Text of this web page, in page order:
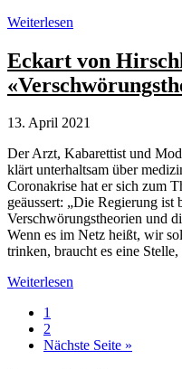
Lesenswerte
Sammlung
von
Promis
Corona-
Pandemie
Weiterlesen
Eckart von
13. April 2021
Der Arzt, Kabarettist und
klärt unterhaltsam über
Coronakrise hat er sich zum
geäussert: „Die Regierung ist
Verschwörungstheorien und
Wenn es im Netz heißt, wir
trinken, braucht es eine
Eckart
Hirschhausen
zum
Thema
Weiterlesen
Seite
1
Seite
2
Nächste Seite aufrufen
»